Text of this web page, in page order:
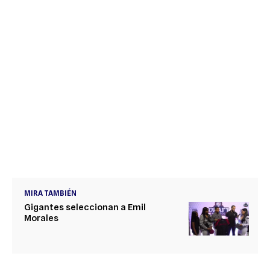
MIRA TAMBIÉN
Gigantes seleccionan a Emil
Morales